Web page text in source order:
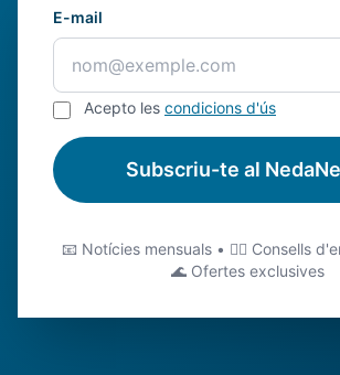
E-mail
Acepto les condicions d'ús
Subscriu-te al
📧 Notícies mensuals • 🏊‍♂️ Consells
🌊 Ofertes exclusives